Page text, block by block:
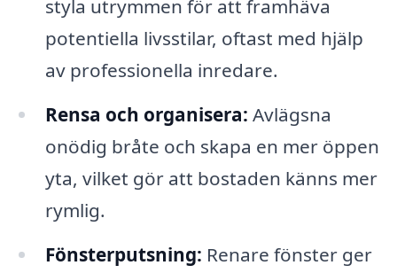
styla utrymmen för att framhäva
potentiella livsstilar, oftast med hjälp
av professionella inredare.
Rensa och organisera: Avlägsna
onödig bråte och skapa en mer öppen
yta, vilket gör att bostaden känns mer
rymlig.
Fönsterputsning: Renare fönster ger